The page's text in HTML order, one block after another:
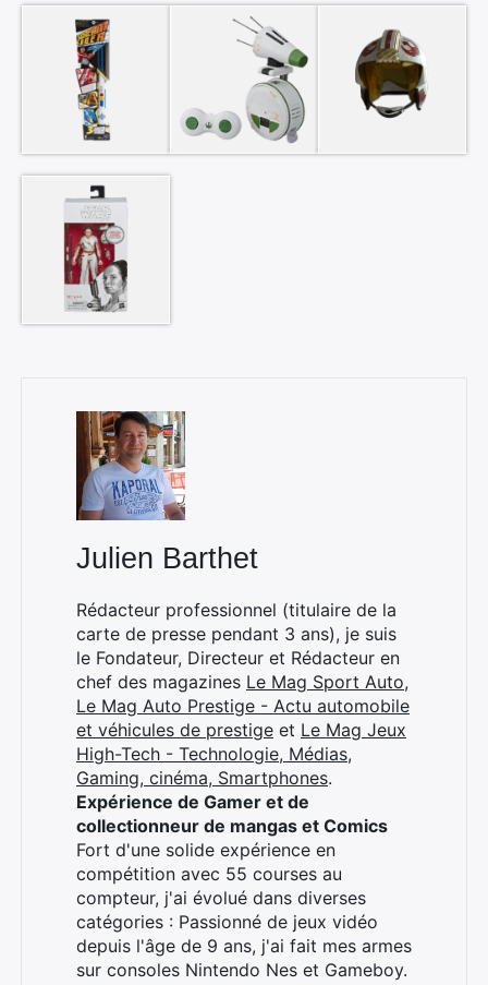
Julien Barthet
Rédacteur professionnel (titulaire de la
carte de presse pendant 3 ans), je suis
le Fondateur, Directeur et Rédacteur en
chef des magazines Le Mag Sport Auto,
Le Mag Auto Prestige - Actu automobile
et véhicules de prestige et Le Mag Jeux
High-Tech - Technologie, Médias,
Gaming, cinéma, Smartphones.
Expérience de Gamer et de
collectionneur de mangas et Comics
Fort d'une solide expérience en
compétition avec 55 courses au
compteur, j'ai évolué dans diverses
catégories : Passionné de jeux vidéo
depuis l'âge de 9 ans, j'ai fait mes armes
sur consoles Nintendo Nes et Gameboy.
Rechercher